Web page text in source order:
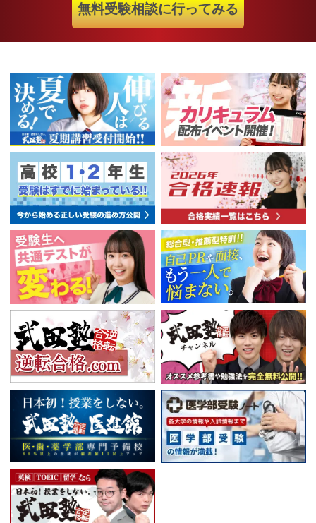
無料受験相談に行ってみる